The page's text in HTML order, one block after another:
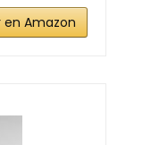
Amazon